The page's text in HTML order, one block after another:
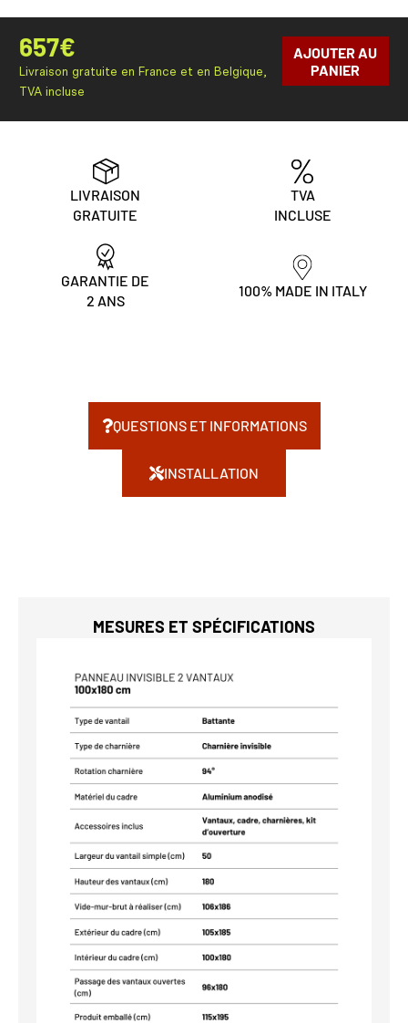
657€
Livraison gratuite en France et en Belgique,
TVA incluse
AJOUTER AU
PANIER
LIVRAISON
GRATUITE
TVA
INCLUSE
GARANTIE DE
2 ANS
100% MADE IN ITALY
QUESTIONS ET INFORMATIONS
INSTALLATION
MESURES ET SPÉCIFICATIONS